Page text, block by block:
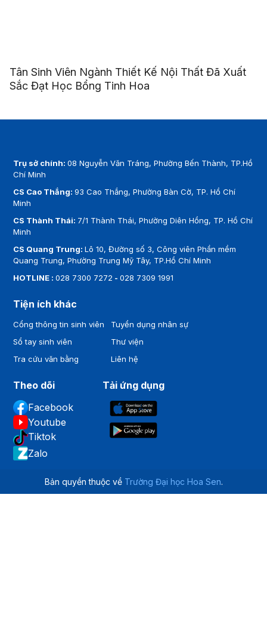
Tân Sinh Viên Ngành Thiết Kế Nội Thất Đã Xuất
Sắc Đạt Học Bổng Tinh Hoa
Trụ sở chính:08 Nguyễn Văn Tráng, Phường Bến Thành, TP.Hồ
Chí Minh
CS Cao Thắng:93 Cao Thắng, Phường Bàn Cờ, TP. Hồ Chí
Minh
CS Thành Thái: 7/1 Thành Thái, Phường Diên Hồng, TP. Hồ Chí
Minh
CS Quang Trung:Lô 10, Đường số 3, Công viên Phần mềm
Quang Trung, Phường Trung Mỹ Tây, TP.Hồ Chí Minh
HOTLINE :028 7300 7272 -028 7309 1991
Tiện ích khác
Cổng thông tin sinh viên
Sổ tay sinh viên
Tra cứu văn bằng
Tuyển dụng nhân sự
Thư viện
Liên hệ
Theo dõi
Facebook
Youtube
Tiktok
Zalo
Tải ứng dụng
Bản quyền thuộc về Trường Đại học Hoa Sen.